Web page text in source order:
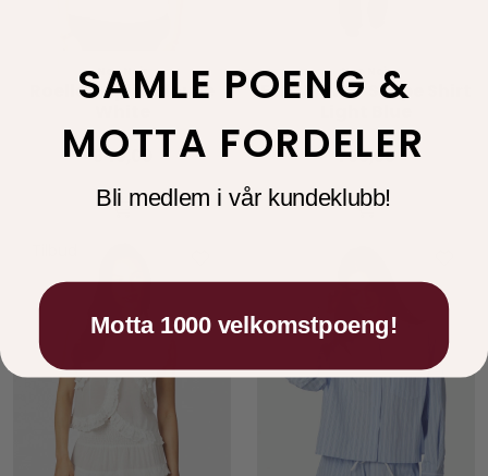
Neo Noir
Roella Poplin Blouse
649,00
Neo Noir
Etta Flower Stripe Shirt
799,00
SAMLE POENG &
MOTTA FORDELER
Bli medlem i vår kundeklubb!
Motta 1000 velkomstpoeng!